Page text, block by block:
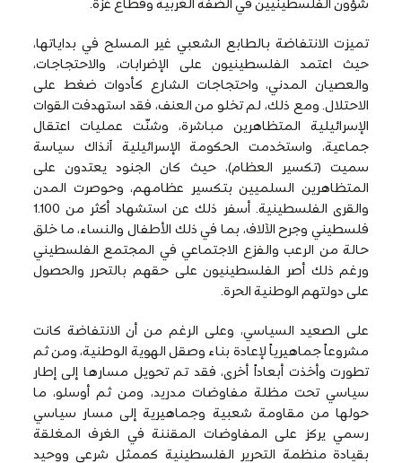
شؤون الفلسطينيين في الضفة الغربية وقطاع غزة.
تميزت الانتفاضة بالطابع الشعبي غير المسلح في بداياتها،
حيث اعتمد الفلسطينيون على الإضرابات، والاحتجاجات،
والعصيان المدني، واحتجاجات الشارع كأدوات ضغط على
الاحتلال. ومع ذلك، لم تخلو من العنف، فقد استهدفت القوات
الإسرائيلية المتظاهرين مباشرة، وشنّت عمليات اعتقال
جماعية، واستخدمت الحكومة الإسرائيلية آنذاك سياسة
سميت (تكسير العظام)، حيث كان الجنود يعتدون على
المتظاهرين السلميين بتكسير عظامهم، وحوصرت المدن
والقرى الفلسطينية. أسفر ذلك عن استشهاد أكثر من 1.100
فلسطيني وجرح الآلاف، بما في ذلك الأطفال والنساء، ما خلق
حالة من الرعب والفزع الاجتماعي في المجتمع الفلسطيني
ورغم ذلك أصر الفلسطينيون على حقهم بالتحرر والحصول
على دولتهم الوطنية الحرة.
على الصعيد السياسي، وعلى الرغم من أن الانتفاضة كانت
مشروعاً جماهيرياً لإعادة بناء وصقل الهوية الوطنية، ومن ثم
تطورت وأخذت أبعاداً أخرى، فقد تم تحويل مسارها إلى إطار
سياسي تحت مظلة مفاوضات مدريد، ومن ثم أوسلو، ما
حولها من مقاومة شعبية وجماهيرية إلى مسار سياسي
رسمي يركز على المفاوضات المقننة في الغرف المغلقة
بقيادة منظمة التحرير الفلسطينية كممثل شرعي ووحيد